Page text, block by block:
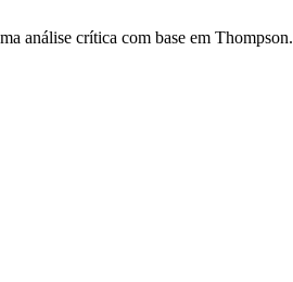
análise crítica com base em Thompson.